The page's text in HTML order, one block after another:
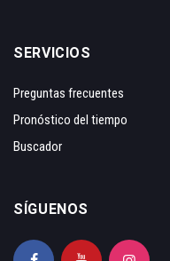
SERVICIOS
Preguntas frecuentes
Pronóstico del tiempo
Buscador
SÍGUENOS